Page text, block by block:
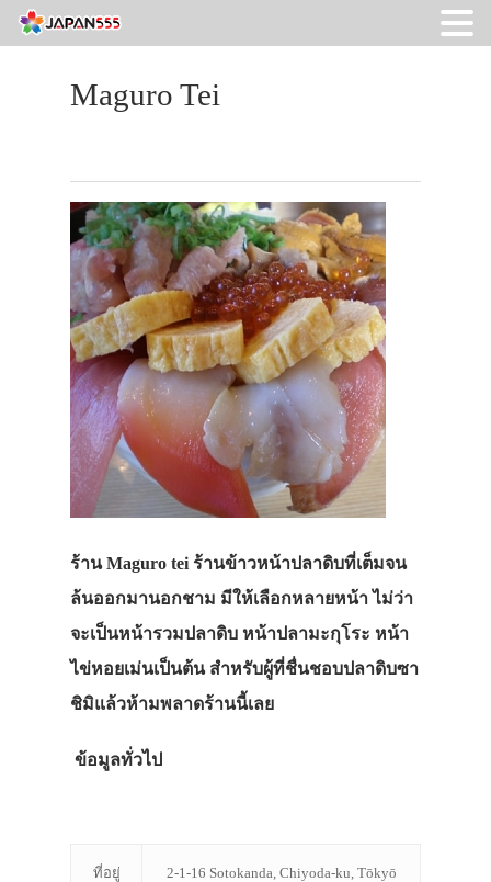
Maguro Tei
ร้าน Maguro tei ร้านข้าวหน้าปลาดิบที่เต็มจน
ล้นออกมานอกชาม มีให้เลือกหลายหน้า ไม่ว่า
จะเป็นหน้ารวมปลาดิบ หน้าปลามะกุโระ หน้า
ไข่หอยเม่นเป็นต้น สำหรับผู้ที่ชื่นชอบปลาดิบซา
ชิมิแล้วห้ามพลาดร้านนี้เลย
ข้อมูลทั่วไป
ที่อยู่ 2-1-16 Sotokanda, Chiyoda-ku, Tōkyō